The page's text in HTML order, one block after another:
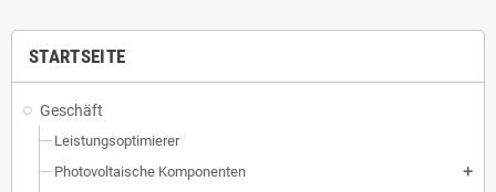
STARTSEITE
Geschäft
Leistungsoptimierer
Photovoltaische Komponenten
add